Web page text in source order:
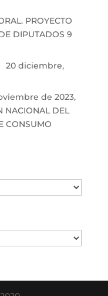
PROYECTO
DIPUTADOS 9
20 diciembre,
de 2023,
NACIONAL DEL
CONSUMO